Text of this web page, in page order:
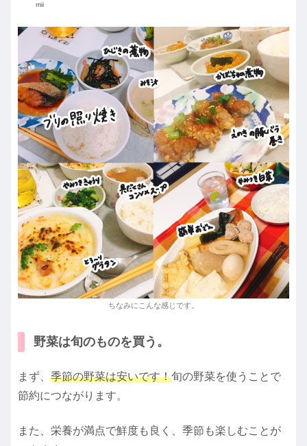
mii
ちなみにこんな感じです。
野菜は旬のものを買う。
まず、 季節の野菜は安いです！旬の野菜を使うことで
節約につながります。
また、栄養が満点で鮮度も良く、季節も楽しむことが